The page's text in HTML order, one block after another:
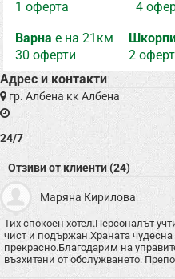
1 оферта
4
Варнае на 21км
30 оферти
2
Адрес и контакти
гр. Албена кк Албена
24/7
Отзиви от клиенти (24)
Маряна Кирилова
Тих спокоен хотел.Персоналът
чист и подържан.Храната
прекрасно.Благодарим на
възхитени от обслужването.